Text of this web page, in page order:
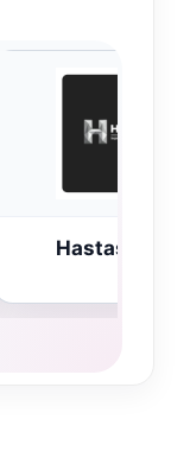
Hastaş Beton